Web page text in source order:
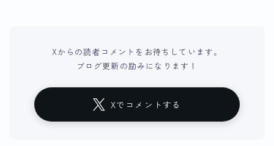
Xからの読者コメントをお待ちしています。
ブログ更新の励みになります！
Xでコメントする